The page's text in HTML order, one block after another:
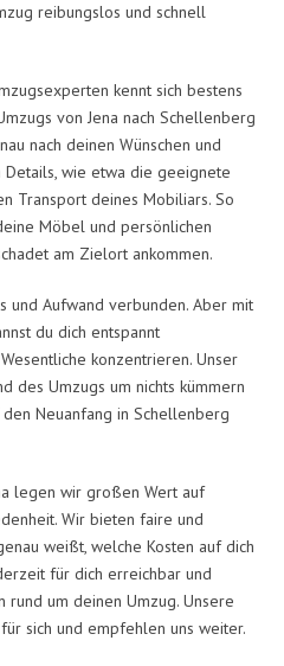
reibungslos und schnell
kennt sich bestens
von Jena nach Schellenberg
nach deinen Wünschen und
wie etwa die geeignete
Transport deines Mobiliars. So
Möbel und persönlichen
am Zielort ankommen.
und Aufwand verbunden. Aber mit
du dich entspannt
konzentrieren. Unser
des Umzugs um nichts kümmern
Neuanfang in Schellenberg
legen wir großen Wert auf
Wir bieten faire und
weißt, welche Kosten auf dich
für dich erreichbar und
um deinen Umzug. Unsere
sich und empfehlen uns weiter.